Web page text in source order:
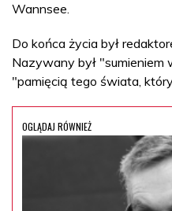
Wannsee.
Do końca życia był
Nazywany był "sumieniem
"pamięcią tego świata,
OGLĄDAJ RÓWNIEŻ